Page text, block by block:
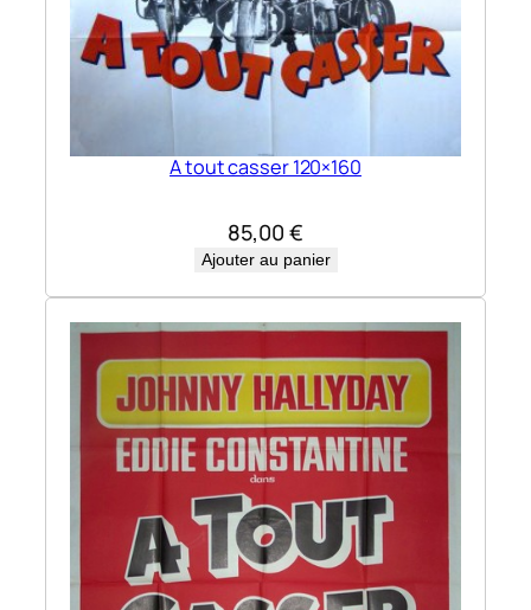
A tout casser 120×160
85,00 €
Ajouter au panier